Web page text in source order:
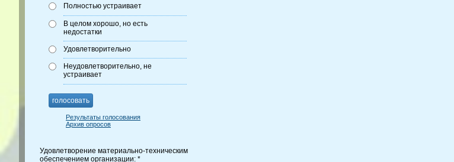
Полностью устраивает
В целом хорошо, но есть
недостатки
Удовлетворительно
Неудовлетворительно, не
устраивает
голосовать
Результаты голосования
Архив опросов
Удовлетворение материально-техническим
обеспечением организации: *